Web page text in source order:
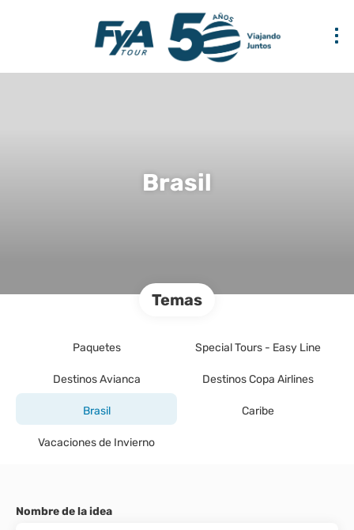
Brasil
Temas
Paquetes Special Tours - Easy Line
Destinos Avianca Destinos Copa Airlines
Brasil Caribe
Vacaciones de Invierno
Nombre de la idea